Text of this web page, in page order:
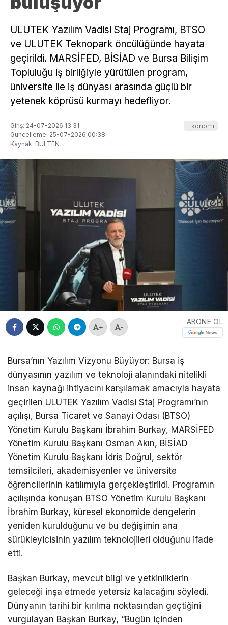
ULUTEK Yazılım Vadisi Staj Programı, BTSO
ve ULUTEK Teknopark öncülüğünde hayata
geçirildi. MARSİFED, BİSİAD ve Bursa Bilişim
Topluluğu iş birliğiyle yürütülen program,
üniversite ile iş dünyası arasında güçlü bir
yetenek köprüsü kurmayı hedefliyor.
Giriş: 24-07-2026 13:31
Güncelleme: 25-07-2026 00:38
Kaynak: BULTEN
Ekonomi
+ -
ABONE OL
Bursa’nın Yazılım Vizyonu Büyüyor: Bursa iş
dünyasının yazılım ve teknoloji alanındaki nitelikli
insan kaynağı ihtiyacını karşılamak amacıyla hayata
geçirilen ULUTEK Yazılım Vadisi Staj Programı’nın
açılışı, Bursa Ticaret ve Sanayi Odası (BTSO)
Yönetim Kurulu Başkanı İbrahim Burkay, MARSİFED
Yönetim Kurulu Başkanı Osman Akın, BİSİAD
Yönetim Kurulu Başkanı İdris Doğrul, sektör
temsilcileri, akademisyenler ve üniversite
öğrencilerinin katılımıyla gerçekleştirildi. Programın
açılışında konuşan BTSO Yönetim Kurulu Başkanı
İbrahim Burkay, küresel ekonomide dengelerin
yeniden kurulduğunu ve bu değişimin ana
sürükleyicisinin yazılım teknolojileri olduğunu ifade
etti.
Başkan Burkay, mevcut bilgi ve yetkinliklerin
geleceği inşa etmede yetersiz kalacağını söyledi.
Dünyanın tarihi bir kırılma noktasından geçtiğini
vurgulayan Başkan Burkay, “Bugün içinden